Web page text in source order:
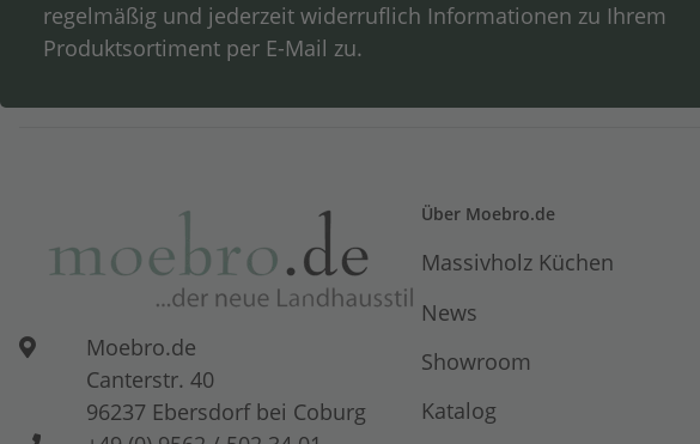
regelmäßig und jederzeit widerruflich Informationen zu Ihrem
Produktsortiment per E-Mail zu.
Moebro.de
Canterstr. 40
96237 Ebersdorf bei Coburg
Über Moebro.de
Massivholz Küchen
News
Showroom
Katalog